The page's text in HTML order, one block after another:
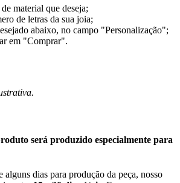
material que deseja;
de letras da sua joia;
abaixo, no campo "Personalização";
em "Comprar".
será produzido especialmente para
alguns dias para produção da peça, nosso